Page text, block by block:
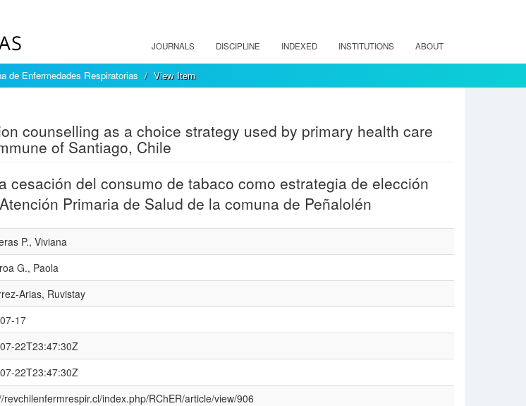
JOURNALS DISCIPLINE INDEXED INSTITUTIONS ABOUT
de Enfermedades Respiratorias View Item
counselling as a choice strategy used by primary health care
of Santiago, Chile
cesación del consumo de tabaco como estrategia de elección
Primaria de Salud de la comuna de Peñalolén
P., Viviana
G., Paola
Arias, Ruvistay
17
22T23:47:30Z
22T23:47:30Z
revchilenfermrespir.cl/index.php/RChER/article/view/906